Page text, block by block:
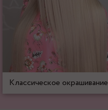
Классическое окрашивание